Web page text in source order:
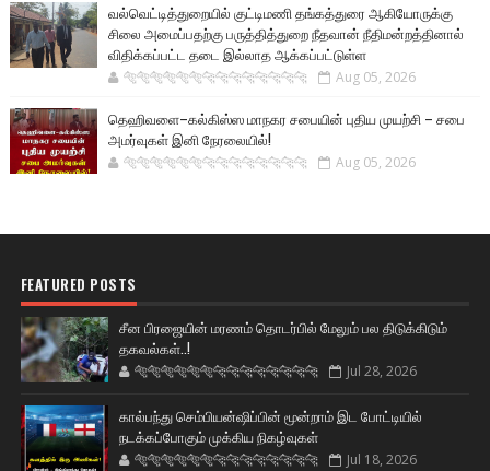
வல்வெட்டித்துறையில் குட்டிமணி தங்கத்துரை ஆகியோருக்கு
சிலை அமைப்பதற்கு பருத்தித்துறை நீதவான் நீதிமன்றத்தினால்
விதிக்கப்பட்ட தடை இல்லாத ஆக்கப்பட்டுள்ள
🐅🐅🐅🐅🐅🐅🐆🐆🐆🐆🐆🐆🐆🐆 Aug 05, 2026
தெஹிவளை–கல்கிஸ்ஸ மாநகர சபையின் புதிய முயற்சி – சபை
அமர்வுகள் இனி நேரலையில்!
🐅🐅🐅🐅🐅🐅🐆🐆🐆🐆🐆🐆🐆🐆 Aug 05, 2026
FEATURED POSTS
சீன பிரஜையின் மரணம் தொடர்பில் மேலும் பல திடுக்கிடும்
தகவல்கள்..!
🐅🐅🐅🐅🐅🐅🐆🐆🐆🐆🐆🐆🐆🐆 Jul 28, 2026
கால்பந்து செம்பியன்ஷிப்பின் மூன்றாம் இட போட்டியில்
நடக்கப்போகும் முக்கிய நிகழ்வுகள்
🐅🐅🐅🐅🐅🐅🐆🐆🐆🐆🐆🐆🐆🐆 Jul 18, 2026